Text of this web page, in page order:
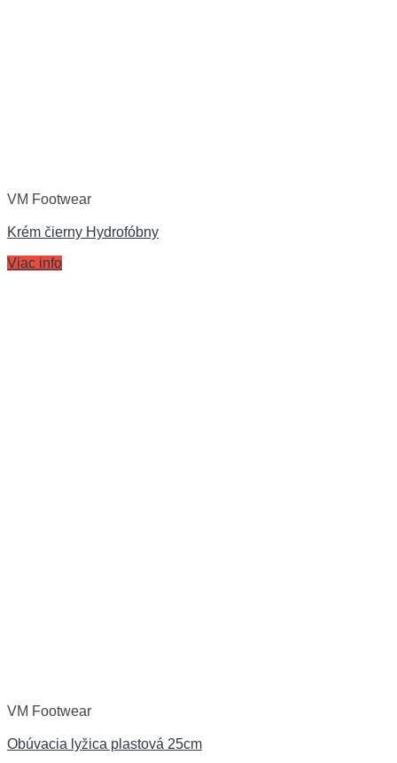
VM Footwear
Krém čierny Hydrofóbny
Viac info
VM Footwear
Obúvacia lyžica plastová 25cm